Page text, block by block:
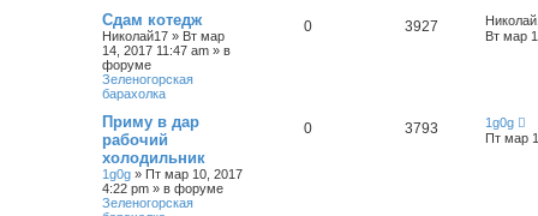
Сдам котедж
Николай17 » Вт мар
14, 2017 11:47 am » в
форуме
Зеленогорская
барахолка
0 3927
Вт мар
Приму в дар
рабочий
холодильник
1g0g » Пт мар 10, 2017
4:22 pm » в форуме
Зеленогорская
0 3793
1g0g
Пт мар